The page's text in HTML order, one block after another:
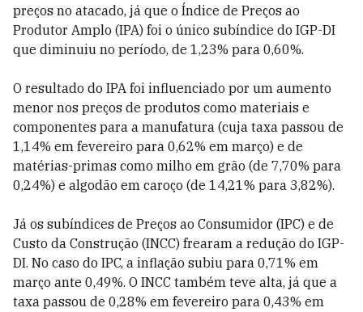
preços no atacado, já que o Índice de Preços ao
Produtor Amplo (IPA) foi o único subíndice do IGP-DI
que diminuiu no período, de 1,23% para 0,60%.
O resultado do IPA foi influenciado por um aumento
menor nos preços de produtos como materiais e
componentes para a manufatura (cuja taxa passou de
1,14% em fevereiro para 0,62% em março) e de
matérias-primas como milho em grão (de 7,70% para
0,24%) e algodão em caroço (de 14,21% para 3,82%).
Já os subíndices de Preços ao Consumidor (IPC) e de
Custo da Construção (INCC) frearam a redução do IGP-
DI. No caso do IPC, a inflação subiu para 0,71% em
março ante 0,49%. O INCC também teve alta, já que a
taxa passou de 0,28% em fevereiro para 0,43% em